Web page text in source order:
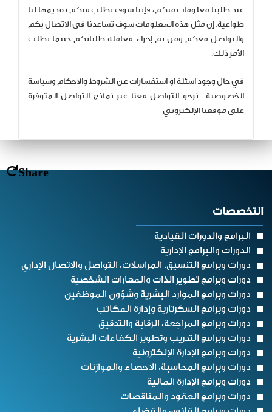
Share
عند طلبنا معلومات منكم، فإننا سوف نطلب منكم تقديمها لنا
طواعية. إن مثل هذه المعلومات سوف تساعدنا في الاتصال بكم
والتواصل معكم ومن ثم إجراء معاملة طلباتكم حيثما تطلب
الأمر ذلك.
في حال وجود اسئلة او استفسارات عن الشروط والاحكام وسياسة
الخصوصية نرجو التواصل معنا عبر نماذج التواصل المتوفرة
على موقعنا الإلكتروني
التخصصات
البرامج والدورات القيادية
الدورات والبرامج الإدارية
دورات وبرامج التنسيق، المراسلات، التواصل والاتصال الإداري
دورات وبرامج تطوير الذات والمهارات الشخصية
دورات وبرامج الموارد البشرية وشؤون الموظفين
دورات وبرامج السكرتارية وإدارة المكاتب
دورات وبرامج المراجعة، الرقابة والتدقيق
دورات وبرامج التدريب وتطوير الكفاءات البشرية
دورات وبرامج الإدارة الإلكترونية
دورات وبرامج المحاسبة، الاحصاء والموازنات
دورات وبرامج الإدارة المالية
دورات وبرامج العقود والمناقصات